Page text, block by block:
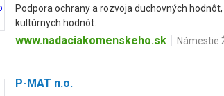
Podpora ochrany a rozvoja duchovných
kultúrnych hodnôt.
www.nadaciakomenskeho.sk Námestie
P-MAT n.o.